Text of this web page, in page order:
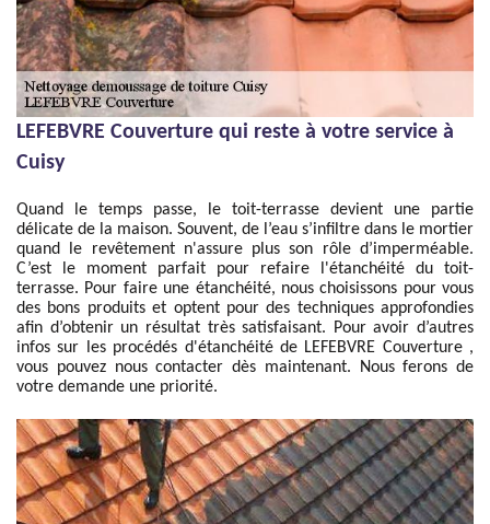
LEFEBVRE Couverture qui reste à votre service à
Cuisy
Quand le temps passe, le toit-terrasse devient une partie
délicate de la maison. Souvent, de l’eau s’infiltre dans le mortier
quand le revêtement n'assure plus son rôle d’imperméable.
C’est le moment parfait pour refaire l'étanchéité du toit-
terrasse. Pour faire une étanchéité, nous choisissons pour vous
des bons produits et optent pour des techniques approfondies
afin d’obtenir un résultat très satisfaisant. Pour avoir d’autres
infos sur les procédés d'étanchéité de LEFEBVRE Couverture ,
vous pouvez nous contacter dès maintenant. Nous ferons de
votre demande une priorité.